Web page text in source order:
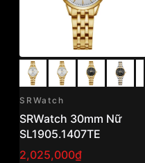
SRWatch
SRWatch 30mm Nữ
SL1905.1407TE
2,025,000₫